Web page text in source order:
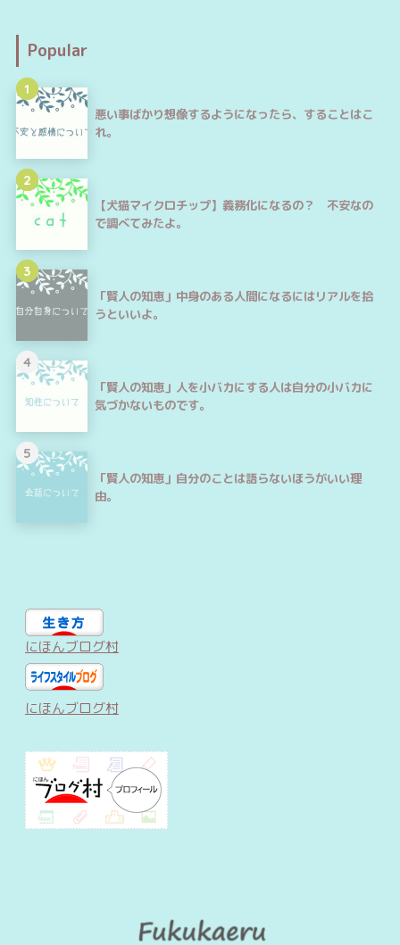
Popular
1
悪い事ばかり想像するようになったら、することはこ
れ。
2
【犬猫マイクロチップ】義務化になるの？ 不安なの
で調べてみたよ。
3
「賢人の知恵」中身のある人間になるにはリアルを拾
うといいよ。
4
「賢人の知恵」人を小バカにする人は自分の小バカに
気づかないものです。
5
「賢人の知恵」自分のことは語らないほうがいい理
由。
にほんブログ村
にほんブログ村